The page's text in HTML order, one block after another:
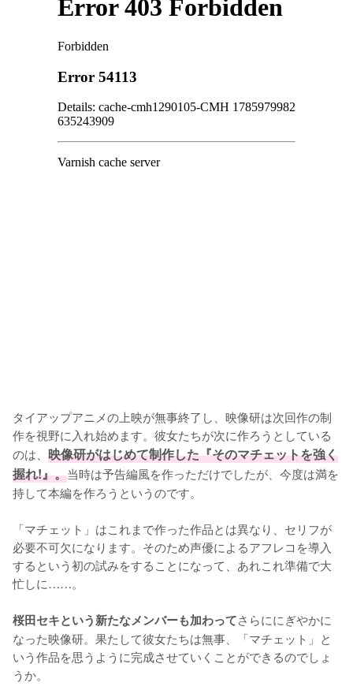
タイアップアニメの上映が無事終了し、映像研は次回作の制
作を視野に入れ始めます。彼女たちが次に作ろうとしている
のは、 映像研がはじめて制作した『そのマチェットを強く
握れ!』。当時は予告編風を作っただけでしたが、今度は満を
持して本編を作ろうというのです。
「マチェット」はこれまで作った作品とは異なり、セリフが
必要不可欠になります。そのため声優によるアフレコを導入
するという初の試みをすることになって、あれこれ準備で大
忙しに……。
桜田セキという新たなメンバーも加わってさらににぎやかに
なった映像研。果たして彼女たちは無事、「マチェット」と
いう作品を思うように完成させていくことができるのでしょ
うか。